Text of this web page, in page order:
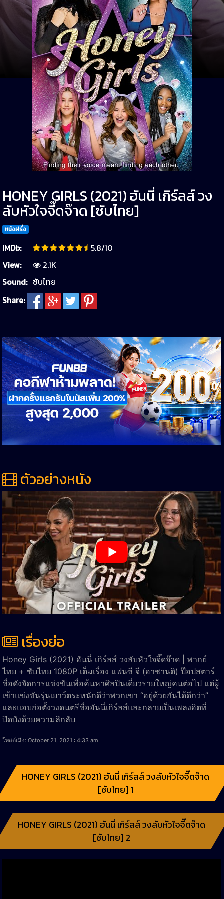
HONEY GIRLS (2021) ฮันนี่ เกิร์ลส์ วง
ลับหัวใจจี๊ดจ๊าด [ซับไทย]
หนังฝรั่ง
IMDb:
5.8/10
View:
2.1K
Sound: ซับไทย
Share:
ตัวอย่างหนัง
เรื่องย่อ
Honey Girls (2021) ฮันนี่ เกิร์ลส์ วงลับหัวใจจี๊ดจ๊าด
พากย์
ไทย + ซับไทย 1080P เต็มเรื่อง แฟนซี จี (อาชานติ) ป๊อปสตาร์
ชื่อดังจัดการแข่งขันเพื่อค้นหาศิลปินเดี่ยวรายใหญ่คนต่อไป แต่ผู้
เข้าแข่งขันรุ่นเยาว์ตระหนักดีว่าพวกเขา “อยู่ด้วยกันได้ดีกว่า”
และแอบก่อตั้งวงดนตรีชื่อฮันนี่เกิร์ลส์และกลายเป็นเพลงฮิตที่
ปิดบังด้วยความลึกลับ
โพสต์เมื่อ: October 21, 2021 : 4:33 am
HONEY GIRLS (2021) ฮันนี่ เกิร์ลส์ วงลับหัวใจจี๊ดจ๊าด
[ซับไทย] 1
HONEY GIRLS (2021) ฮันนี่ เกิร์ลส์ วงลับหัวใจจี๊ดจ๊าด
[ซับไทย] 2